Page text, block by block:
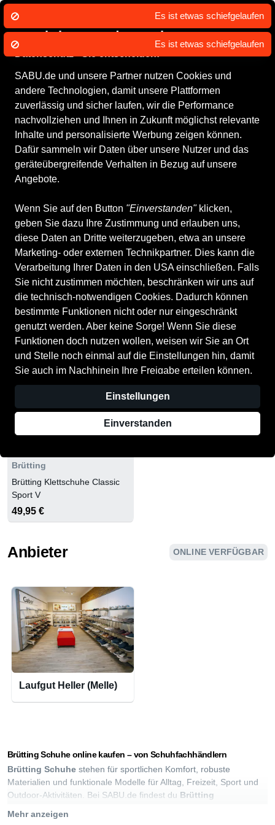
Wir nutzen Cookies um unsere Dienste
zu erbringen und zu verbessern.
SABU.de und unsere Partner nutzen Cookies und
andere Technologien, damit unsere Plattformen
zuverlässig und sicher laufen, wir die Performance
nachvollziehen und Ihnen in Zukunft möglichst relevante
Inhalte und personalisierte Werbung zeigen können.
Dafür sammeln wir Daten über unsere Nutzer und das
geräteübergreifende Verhalten in Bezug auf unsere
Angebote.
Wenn Sie auf den Button "Einverstanden"klicken,
geben Sie dazu Ihre Zustimmung und erlauben uns,
diese Daten an Dritte weiterzugeben, etwa an unsere
Marketing- oder externen Technikpartner. Dies kann die
Verarbeitung Ihrer Daten in den USA einschließen. Falls
Sie nicht zustimmen möchten, beschränken wir uns auf
die technisch-notwendigen Cookies. Dadurch können
bestimmte Funktionen nicht oder nur eingeschränkt
genutzt werden. Aber keine Sorge! Wenn Sie diese
Funktionen doch nutzen wollen, weisen wir Sie an Ort
und Stelle noch einmal auf die Einstellungen hin, damit
Sie auch im Nachhinein Ihre Freigabe erteilen können.
Alle Optionen und weitere Details finden Sie in der
Datenschutzerklärung.
Einstellungen
Einverstanden
Brütting Schuhe online
kaufen
Alle Produkte
ALLE FILTER
Größe Farbe Geschlecht Anbieter
1 Produkt
Brütting
Brütting Klettschuhe Classic
Sport V
49,95 €
Anbieter ONLINE VERFÜGBAR
Laufgut Heller (Melle)
Brütting Schuhe online kaufen – von Schuhfachhändlern
Brütting Schuhe stehen für sportlichen Komfort, robuste
Materialien und funktionale Modelle für Alltag, Freizeit, Sport und
Outdoor-Aktivitäten. Bei SABU.de findest du Brütting
Wanderschuhe, Trekkingschuhe, Outdoorschuhe,
Mehr anzeigen
Es ist etwas schiefgelaufen
Es ist etwas schiefgelaufen